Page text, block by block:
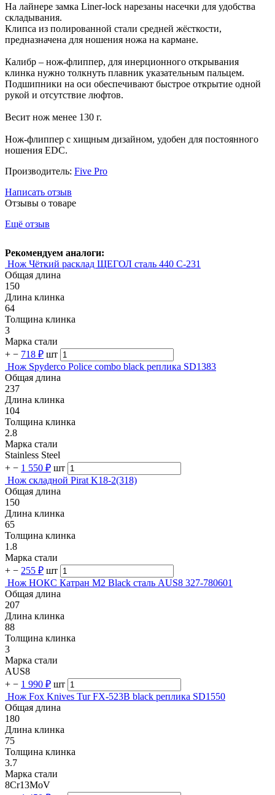
На лайнере замка Liner-lock нарезаны насечки для удобства
складывания.
Клипса из полированной стали средней жёсткости,
предназначена для ношения ножа на кармане.
Калибр – нож-флиппер, для инерционного открывания
клинка нужно толкнуть плавник указательным пальцем.
Подшипники на оси обеспечивают быстрое открытие одной
рукой и отсутствие люфтов.
Весит нож менее 130 г.
Нож-флиппер с хищным дизайном, удобен для постоянного
ношения EDC.
Производитель: Five Pro
Написать отзыв
Отзывы о товаре
Ещё отзыв
Рекомендуем аналоги:
Нож Чёткий расклад ЩЕГОЛ сталь 440 C-231
Общая длина
150
Длина клинка
64
Толщина клинка
3
Марка стали
+ − 718 ₽ шт
Нож Spyderco Police combo black реплика SD1383
Общая длина
237
Длина клинка
104
Толщина клинка
2.8
Марка стали
Stainless Steel
+ − 1 550 ₽ шт
Нож складной Pirat K18-2(318)
Общая длина
150
Длина клинка
65
Толщина клинка
1.8
Марка стали
+ − 255 ₽ шт
Нож НОКС Катран М2 Black сталь AUS8 327-780601
Общая длина
207
Длина клинка
88
Толщина клинка
3
Марка стали
AUS8
+ − 1 990 ₽ шт
Нож Fox Knives Tur FX-523B black реплика SD1550
Общая длина
180
Длина клинка
75
Толщина клинка
3.7
Марка стали
8Cr13MoV